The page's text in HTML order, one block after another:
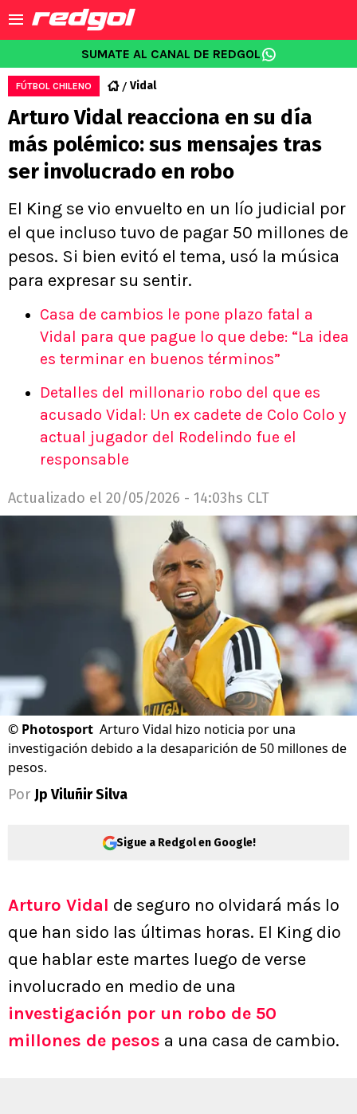
SUMATE AL CANAL DE REDGOL
FÚTBOL CHILENO Vidal
Arturo Vidal reacciona en su día
más polémico: sus mensajes tras
ser involucrado en robo
El King se vio envuelto en un lío judicial por
el que incluso tuvo de pagar 50 millones de
pesos. Si bien evitó el tema, usó la música
para expresar su sentir.
Casa de cambios le pone plazo fatal a
Vidal para que pague lo que debe: “La idea
es terminar en buenos términos”
Detalles del millonario robo del que es
acusado Vidal: Un ex cadete de Colo Colo y
actual jugador del Rodelindo fue el
responsable
Actualizado el 20/05/2026 - 14:03hs CLT
© Photosport Arturo Vidal hizo noticia por una
investigación debido a la desaparición de 50 millones de
pesos.
Por Jp Viluñir Silva
Sigue a Redgol en Google!
Arturo Vidal de seguro no olvidará más lo
que han sido las últimas horas. El King dio
que hablar este martes luego de verse
involucrado en medio de una
investigación por un robo de 50
millones de pesos a una casa de cambio.